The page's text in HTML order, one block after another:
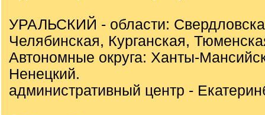
УРАЛЬСКИЙ - области:
Челябинская, Курганская,
Автономные округа: Ханты-
Ненецкий.
административный центр -